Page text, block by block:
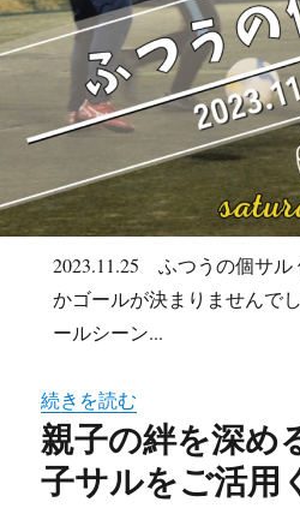
2023.11.25 ふつうの個サル
かゴールが決まりませんで
ールシーン...
続きを読む
親子の絆を深め
子サルをご活用